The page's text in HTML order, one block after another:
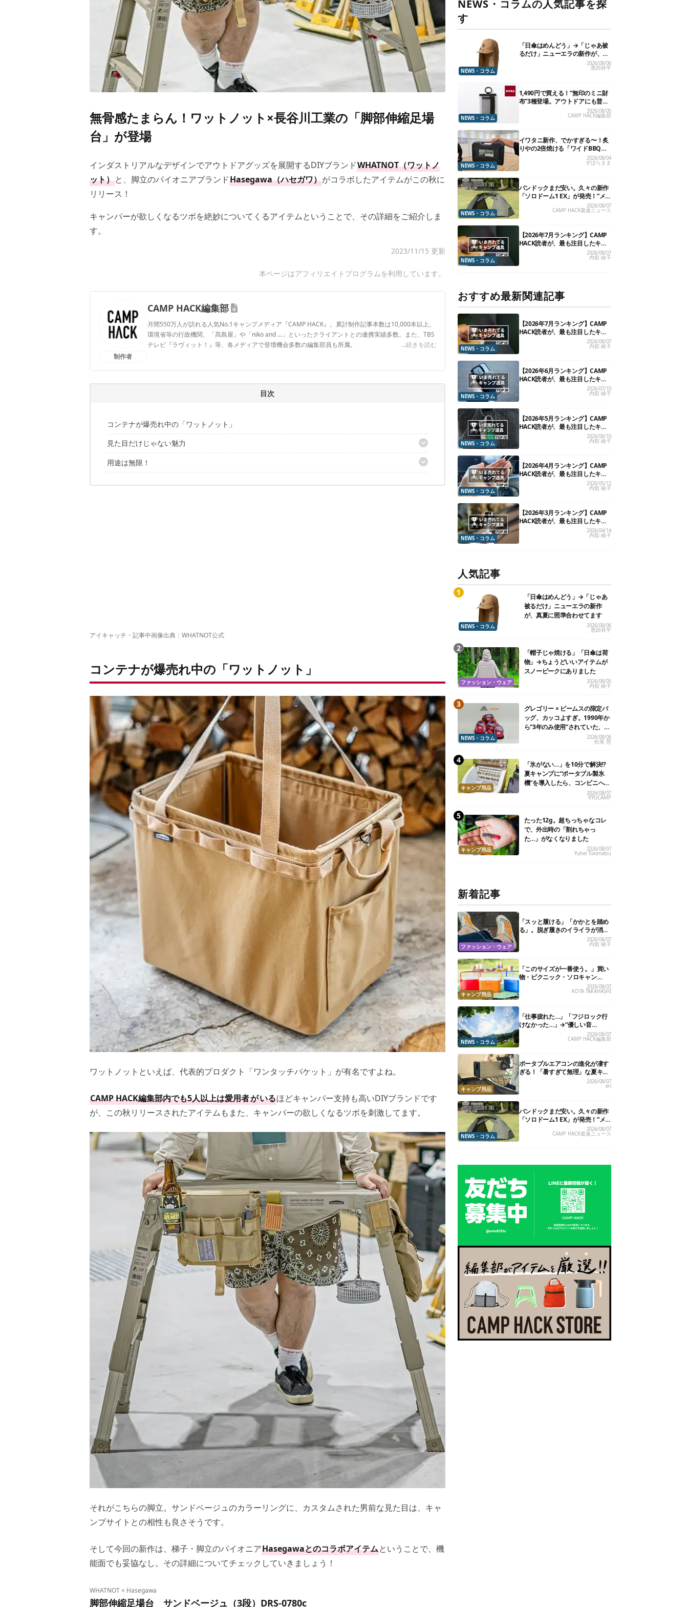
無骨感たまらん！ワットノット×長谷川工業の「脚部伸縮足場
台」が登場
インダストリアルなデザインでアウトドアグッズを展開するDIYブランドWHATNOT（ワットノ
ット）と、脚立のパイオニアブランドHasegawa（ハセガワ）がコラボしたアイテムがこの秋に
リリース！
キャンパーが欲しくなるツボを絶妙についてくるアイテムということで、その詳細をご紹介しま
す。
2023/11/15 更新
本ページはアフィリエイトプログラムを利用しています。
制作者
CAMP HACK編集部
月間550万人が訪れる人気No.1キャンプメディア『CAMP HACK』。累計制作記事本数は10,000本以上。
環境省等の行政機関、「髙島屋」や「niko and ...」といったクライアントとの連携実績多数。また、TBS
テレビ『ラヴィット！』等、各メディアで登壇機会多数の編集部員も所属。
...続きを読む
目次
コンテナが爆売れ中の「ワットノット」
見た目だけじゃない魅力
無段階調整できる足
カスタムして自分好みにできる
用途は無限！
✔️こちらの記事もおすすめ
アイキャッチ・記事中画像出典： WHATNOT公式
コンテナが爆売れ中の「ワットノット」
ワットノットといえば、代表的プロダクト「ワンタッチバケット」が有名ですよね。
CAMP HACK編集部内でも5人以上は愛用者がいるほどキャンパー支持も高いDIYブランドです
が、この秋リリースされたアイテムもまた、キャンパーの欲しくなるツボを刺激してます。
それがこちらの脚立。サンドベージュのカラーリングに、カスタムされた男前な見た目は、キャ
ンプサイトとの相性も良さそうです。
そして今回の新作は、梯子・脚立のパイオニアHasegawaとのコラボアイテムということで、機
能面でも妥協なし。その詳細についてチェックしていきましょう！
WHATNOT × Hasegawa
脚部伸縮足場台 サンドベージュ（3段）DRS-0780c
NEWS・コラムの人気記事を探
す
NEWS・コラム
「日傘はめんどう」→「じゃあ被
るだけ」ニューエラの新作が、真
2026/08/06
黒田祥平
NEWS・コラム
1,490円で買える！“無印のミニ財
布”3種登場。アウトドアにも普段
2026/08/05
CAMP HACK編集部
NEWS・コラム
イワタニ新作、でかすぎる〜！炙
りやの2倍焼ける「ワイドBBQグ
リル」で“豪快焼肉”できるよ【再
販開始】
2026/08/04
ずぼらまま
NEWS・コラム
バンドックまだ安い。久々の新作
「ソロドーム1 EX」が発売！“メ
ッシュインナー”だけでも使える
よ【防災も◎】
2026/08/07
CAMP HACK最速ニュース
NEWS・コラム
【2026年7月ランキング】CAMP
HACK読者が、最も注目したキャ
2026/08/07
内舘 綾子
おすすめ最新関連記事
NEWS・コラム
【2026年7月ランキング】CAMP
HACK読者が、最も注目したキャ
2026/08/07
内舘 綾子
NEWS・コラム
【2026年6月ランキング】CAMP
HACK読者が、最も注目したキャ
2026/07/10
内舘 綾子
NEWS・コラム
【2026年5月ランキング】CAMP
HACK読者が、最も注目したキャ
ンプ道具TOP10
2026/06/10
内舘 綾子
NEWS・コラム
【2026年4月ランキング】CAMP
HACK読者が、最も注目したキャ
ンプ道具TOP10
2026/05/12
内舘 綾子
NEWS・コラム
【2026年3月ランキング】CAMP
HACK読者が、最も注目したキャ
ンプ道具TOP10
2026/04/14
内舘 綾子
人気記事
NEWS・コラム
「日傘はめんどう」→「じゃあ
被るだけ」ニューエラの新作
が、真夏に照準合わせてます
2026/08/06
黒田祥平
ファッション・ウェア
「帽子じゃ焼ける」「日傘は荷
物」→ちょうどいいアイテムが
スノーピークにありました
2026/08/05
内舘 綾子
NEWS・コラム
グレゴリー × ビームスの限定バ
ッグ、カッコよすぎ。1990年か
ら“3年のみ使用”されていた、紫
2026/08/06
松尾 慧
キャンプ用品
「氷がない…」を10分で解決!?
夏キャンプに“ポータブル製氷
機”を導入したら、コンビニへ走
2026/08/07
RYUCAMP
キャンプ用品
たった12g。超ちっちゃなコレ
で、外出時の「割れちゃっ
た…」がなくなりました
2026/08/07
Yuhei Tokimatsu
新着記事
ファッション・ウェア
「スッと履ける」「かかとを踏め
る」。脱ぎ履きのイライラが消え
る快適“スニーカーサンダル”6選
2026/08/07
内舘 綾子
キャンプ用品
「このサイズが一番使う。」買い
物・ピクニック・ソロキャン
に“ちょうどいい”小型クーラーボ
ックス13選
2026/08/07
KOTA TAKAHASHI
NEWS・コラム
「仕事疲れた…」「フジロック行
けなかった…」→“優しい音
楽”と“大きな自然”で治癒。まだ間
に合います。
2026/08/07
CAMP HACK編集部
キャンプ用品
ポータブルエアコンの進化が凄す
ぎる！「暑すぎて無理」な夏キャ
ンプを激変させる最新5選2026/08/07
eri
NEWS・コラム
バンドックまだ安い。久々の新作
「ソロドーム1 EX」が発売！“メ
ッシュインナー”だけでも使える
よ【防災も◎】
2026/08/07
CAMP HACK最速ニュース